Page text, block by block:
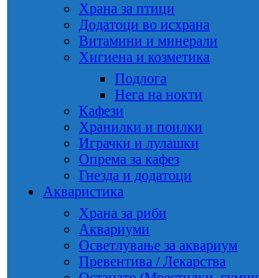
Храна за птици
Додатоци во исхрана
Витамини и минерали
Хигиена и козметика
Подлога
Нега на нокти
Кафези
Хранилки и поилки
Играчки и лулашки
Опрема за кафез
Гнезда и додатоци
Акваристика
Храна за риби
Аквариуми
Осветлување за аквариум
Превентива / Лекарства